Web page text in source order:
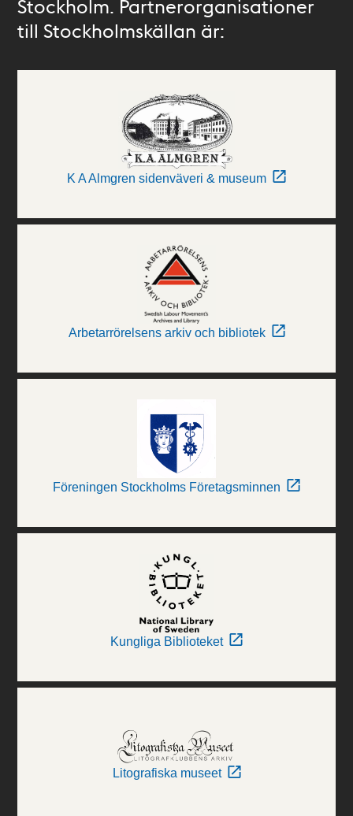
Stockholm. Partnerorganisationer
till Stockholmskällan är:
K A Almgren sidenväveri & museum
Arbetarrörelsens arkiv och bibliotek
Föreningen Stockholms Företagsminnen
Kungliga Biblioteket
Litografiska museet